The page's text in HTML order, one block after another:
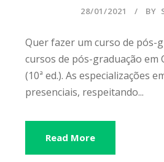
28/01/2021 BY
Quer fazer um curso de pós-
cursos de pós-graduação em
(10ª ed.). As especializações
presenciais, respeitando...
Read More